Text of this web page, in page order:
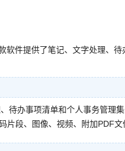
软件提供了笔记、文字处理、
待办事项清单和个人事务管理
段、图像、视频、附加PDF文